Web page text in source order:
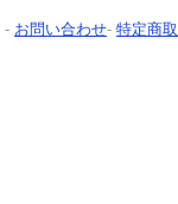
- お問い合わせ- 特定商